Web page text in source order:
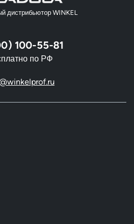
дистрибьютор WINKEL
100-55-81
по РФ